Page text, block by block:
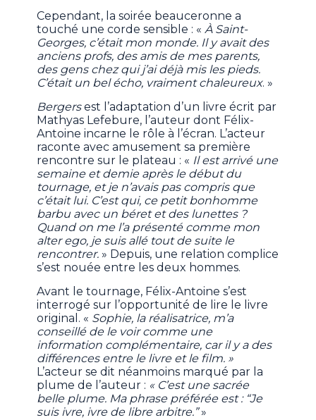
Cependant, la soirée beauceronne a
touché une corde sensible : «À Saint-
Georges, c’était mon monde. Il y avait des
anciens profs, des amis de mes parents,
des gens chez qui j’ai déjà mis les pieds.
C’était un bel écho, vraiment chaleureux. »
Bergersest l’adaptation d’un livre écrit par
Mathyas Lefebure, l’auteur dont Félix-
Antoine incarne le rôle à l’écran. L’acteur
raconte avec amusement sa première
rencontre sur le plateau : « Il est arrivé une
semaine et demie après le début du
tournage, et je n’avais pas compris que
c’était lui. C’est qui, ce petit bonhomme
barbu avec un béret et des lunettes ?
Quand on me l’a présenté comme mon
alter ego, je suis allé tout de suite le
rencontrer. » Depuis, une relation complice
s’est nouée entre les deux hommes.
Avant le tournage, Félix-Antoine s’est
interrogé sur l’opportunité de lire le livre
original. « Sophie, la réalisatrice, m’a
conseillé de le voir comme une
information complémentaire, car il y a des
différences entre le livre et le film. »
L’acteur se dit néanmoins marqué par la
plume de l’auteur : « C’est une sacrée
belle plume. Ma phrase préférée est : “Je
suis ivre, ivre de libre arbitre.”»